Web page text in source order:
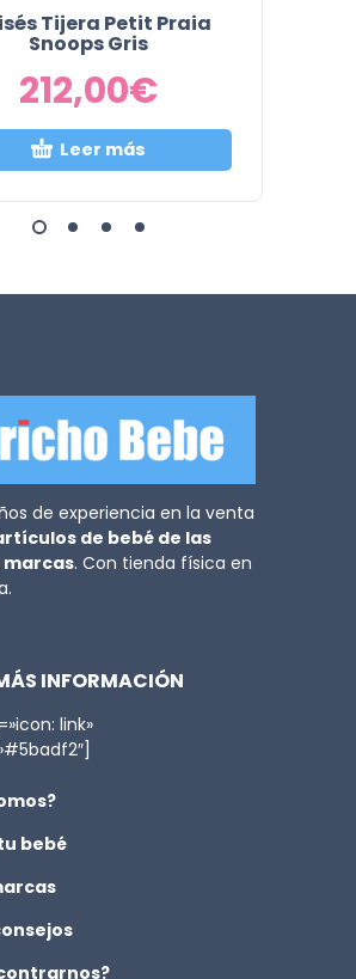
Tijera Petit Praia
Snoops Gris
212,00€
Leer más
de experiencia en la venta
de bebé de las
. Con tienda física en
INFORMACIÓN
link»
bebé